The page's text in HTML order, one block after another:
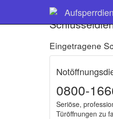
Eingetragene
0800-
Seriöse,
Türöffnungen zu